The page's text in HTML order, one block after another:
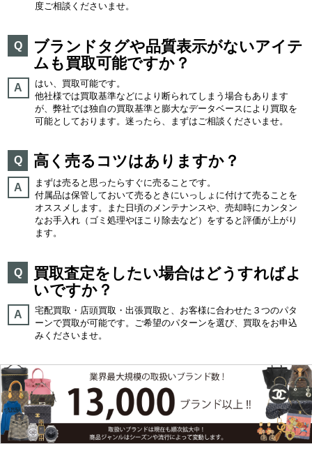
度ご相談くださいませ。
Q
ブランドタグや品質表示がないアイテ
ムも買取可能ですか？
A
はい、買取可能です。
他社様では買取基準などにより断られてしまう場合もあります
が、弊社では独自の買取基準と膨大なデータベースにより買取を
可能としております。迷ったら、まずはご相談くださいませ。
Q 高く売るコツはありますか？
A
まずは売ると思ったらすぐに売ることです。
付属品は保管しておいて売るときにいっしょに付けて売ることを
オススメします。また日頃のメンテナンスや、売却時にカンタン
なお手入れ（ゴミ処理やほこり除去など）をすると評価が上がり
ます。
Q
買取査定をしたい場合はどうすればよ
いですか？
A
宅配買取・店頭買取・出張買取と、お客様に合わせた３つのパタ
ーンで買取が可能です。ご希望のパターンを選び、買取をお申込
みくださいませ。